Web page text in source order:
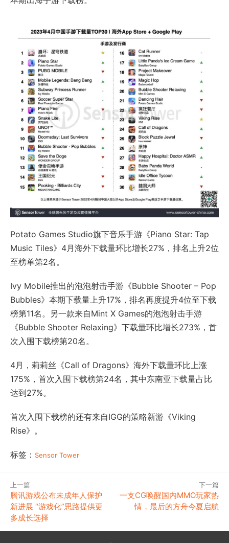
Potato Games Studio旗下音乐手游《Piano Star: Tap
Music Tiles》4月海外下载量环比增长27%，排名上升2位
至榜单第2名。
Ivy Mobile推出的泡泡射击手游《Bubble Shooter – Pop
Bubbles》本期下载量上升17%，排名再度提升4位至下载
榜第11名。另一款来自Mint X Games的泡泡射击手游
《Bubble Shooter Relaxing》下载量环比增长273%，首
次入围下载榜第20名。
4月，莉莉丝《Call of Dragons》海外下载量环比上涨
175%，首次入围下载榜第24名，其中东南亚下载量占比
达到27%。
首次入围下载榜的还有来自IGG的策略新游《Viking
Rise》。
标签： Sensor Tower
上一篇
腾讯游戏公布未成年人保护
新进展 “游戏化”思路提供更
多成长选择
下一篇
一支CG唤醒国内MMO玩家热
情，最后的方舟今夏启航